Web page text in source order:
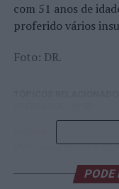
com 51 anos de
proferido vários
Foto: DR.
PSP comemora o
PODE